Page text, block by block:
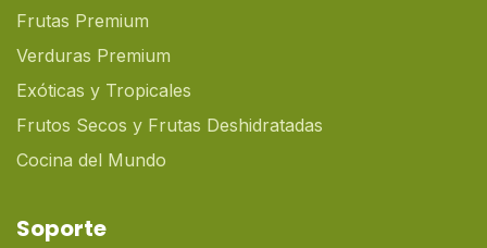
Frutas Premium
Verduras Premium
Exóticas y Tropicales
Frutos Secos y Frutas Deshidratadas
Cocina del Mundo
Soporte